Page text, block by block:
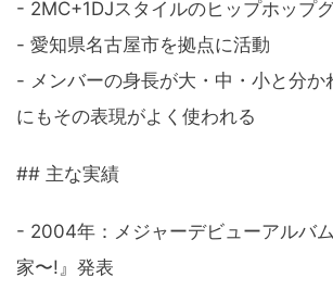
- 2MC+1DJスタイルのヒップホップ
- 愛知県名古屋市を拠点に活動
- メンバーの身長が大・中・小と分か
にもその表現がよく使われる
## 主な実績
- 2004年：メジャーデビューアルバ
家〜!』発表